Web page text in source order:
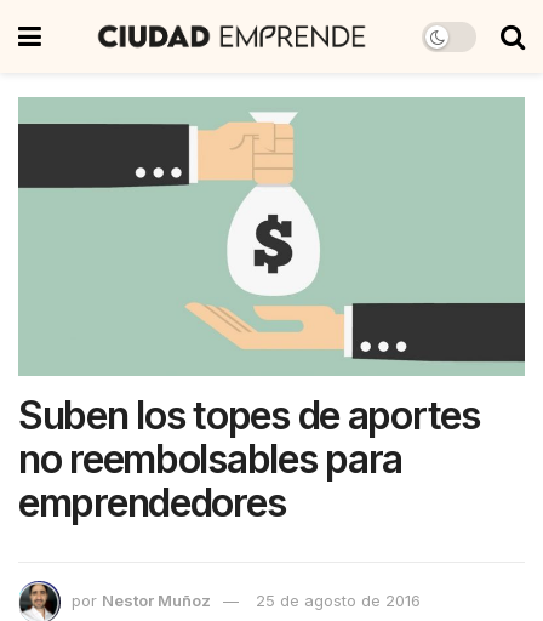
Suben los topes de aportes
no reembolsables para
emprendedores
por Nestor Muñoz 25 de agosto de 2016